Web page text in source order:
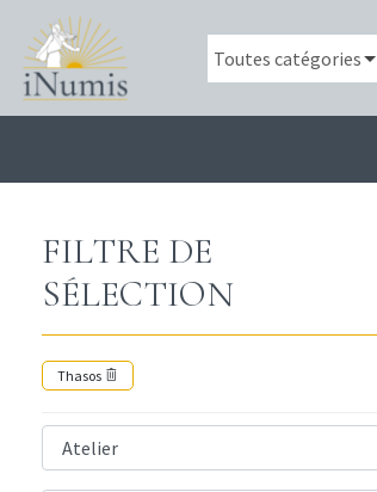
FILTRE DE
SÉLECTION
Thasos